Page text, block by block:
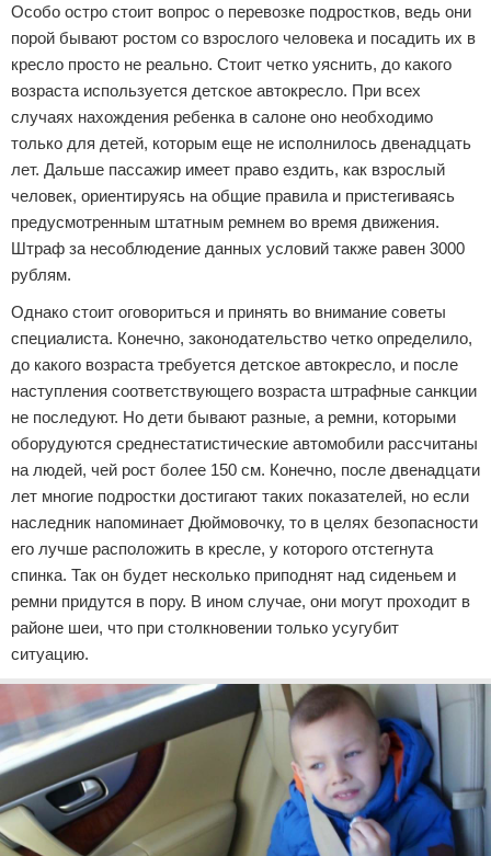
Особо остро стоит вопрос о перевозке подростков, ведь они
порой бывают ростом со взрослого человека и посадить их в
кресло просто не реально. Стоит четко уяснить, до какого
возраста используется детское автокресло. При всех
случаях нахождения ребенка в салоне оно необходимо
только для детей, которым еще не исполнилось двенадцать
лет. Дальше пассажир имеет право ездить, как взрослый
человек, ориентируясь на общие правила и пристегиваясь
предусмотренным штатным ремнем во время движения.
Штраф за несоблюдение данных условий также равен 3000
рублям.
Однако стоит оговориться и принять во внимание советы
специалиста. Конечно, законодательство четко определило,
до какого возраста требуется детское автокресло, и после
наступления соответствующего возраста штрафные санкции
не последуют. Но дети бывают разные, а ремни, которыми
оборудуются среднестатистические автомобили рассчитаны
на людей, чей рост более 150 см. Конечно, после двенадцати
лет многие подростки достигают таких показателей, но если
наследник напоминает Дюймовочку, то в целях безопасности
его лучше расположить в кресле, у которого отстегнута
спинка. Так он будет несколько приподнят над сиденьем и
ремни придутся в пору. В ином случае, они могут проходит в
районе шеи, что при столкновении только усугубит
ситуацию.